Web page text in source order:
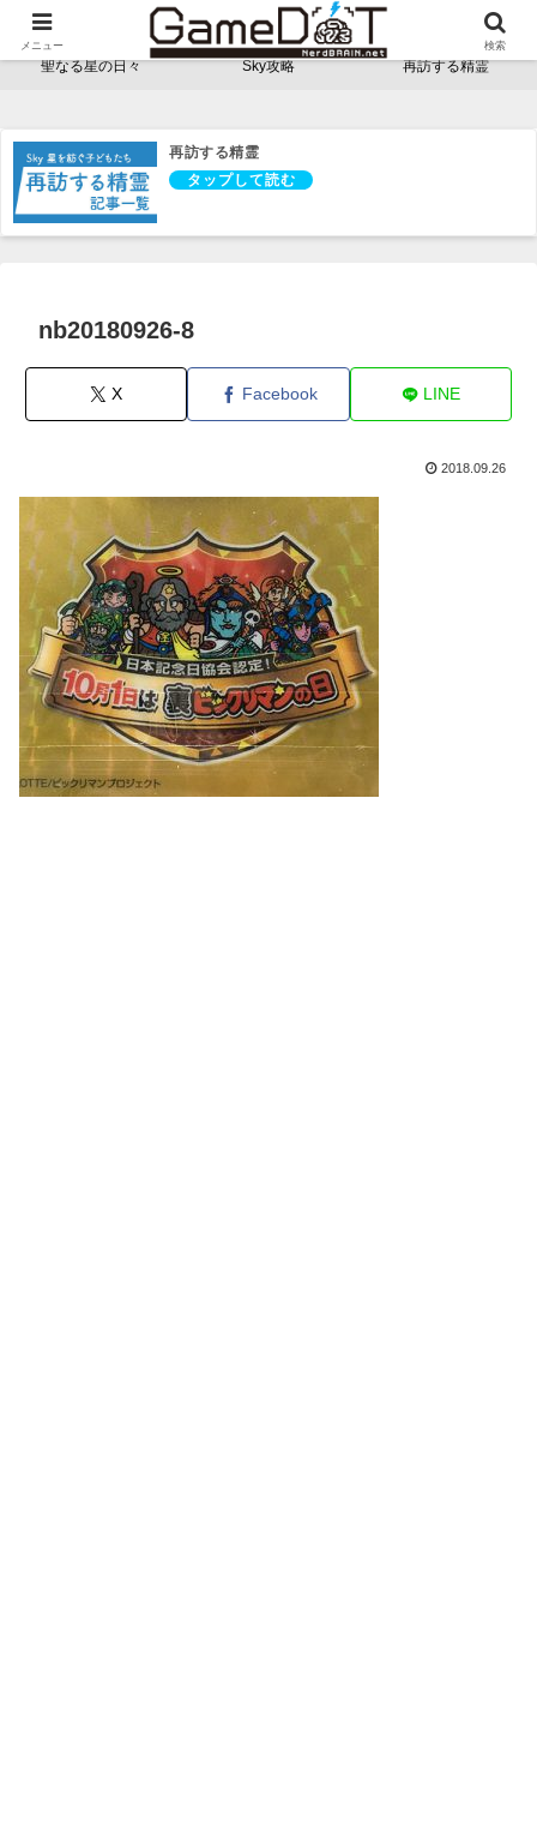
NerdBRAINゲーム支部 - ゲームドット -
聖なる星の日々 Sky攻略 再訪する精霊
再訪する精霊
nb20180926-8
X Facebook LINE
2018.09.26
メニュー 検索